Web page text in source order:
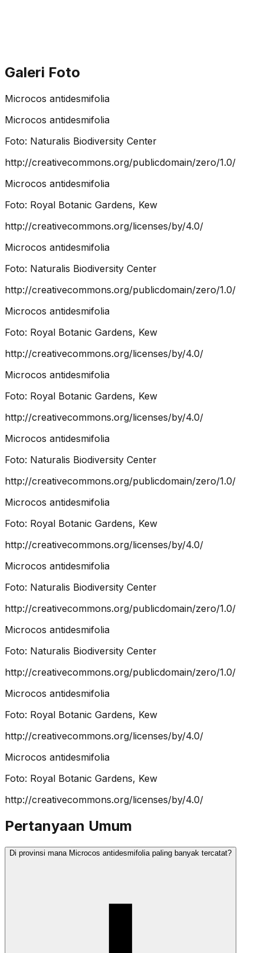
Galeri Foto
Microcos antidesmifolia
Microcos antidesmifolia
Foto: Naturalis Biodiversity Center
http://creativecommons.org/publicdomain/zero/1.0/
Microcos antidesmifolia
Foto: Royal Botanic Gardens, Kew
http://creativecommons.org/licenses/by/4.0/
Microcos antidesmifolia
Foto: Naturalis Biodiversity Center
http://creativecommons.org/publicdomain/zero/1.0/
Microcos antidesmifolia
Foto: Royal Botanic Gardens, Kew
http://creativecommons.org/licenses/by/4.0/
Microcos antidesmifolia
Foto: Royal Botanic Gardens, Kew
http://creativecommons.org/licenses/by/4.0/
Microcos antidesmifolia
Foto: Naturalis Biodiversity Center
http://creativecommons.org/publicdomain/zero/1.0/
Microcos antidesmifolia
Foto: Royal Botanic Gardens, Kew
http://creativecommons.org/licenses/by/4.0/
Microcos antidesmifolia
Foto: Naturalis Biodiversity Center
http://creativecommons.org/publicdomain/zero/1.0/
Microcos antidesmifolia
Foto: Naturalis Biodiversity Center
http://creativecommons.org/publicdomain/zero/1.0/
Microcos antidesmifolia
Foto: Royal Botanic Gardens, Kew
http://creativecommons.org/licenses/by/4.0/
Microcos antidesmifolia
Foto: Royal Botanic Gardens, Kew
http://creativecommons.org/licenses/by/4.0/
Pertanyaan Umum
Di provinsi mana Microcos antidesmifolia paling banyak tercatat?